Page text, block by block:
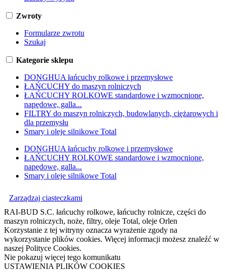
Zwroty
Formularze zwrotu
Szukaj
Kategorie sklepu
DONGHUA łańcuchy rolkowe i przemysłowe
ŁAŃCUCHY do maszyn rolniczych
ŁAŃCUCHY ROLKOWE standardowe i wzmocnione,
napędowe, galla...
FILTRY do maszyn rolniczych, budowlanych, ciężarowych i
dla przemysłu
Smary i oleje silnikowe Total
DONGHUA łańcuchy rolkowe i przemysłowe
ŁAŃCUCHY ROLKOWE standardowe i wzmocnione,
napędowe, galla...
Smary i oleje silnikowe Total
Zarządzaj ciasteczkami
RAI-BUD S.C. łańcuchy rolkowe, łańcuchy rolnicze, części do
maszyn rolniczych, noże, filtry, oleje Total, oleje Orlen
Korzystanie z tej witryny oznacza wyrażenie zgody na
wykorzystanie plików cookies. Więcej informacji możesz znaleźć w
naszej Polityce Cookies.
Nie pokazuj więcej tego komunikatu
USTAWIENIA PLIKÓW COOKIES